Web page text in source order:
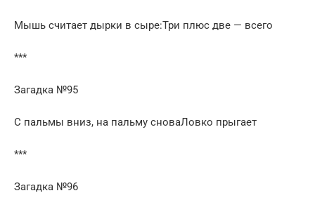
Мышь считает дырки в сыре:Три плюс две — всего
***
Загадка №95
С пальмы вниз, на пальму сноваЛовко прыгает
***
Загадка №96